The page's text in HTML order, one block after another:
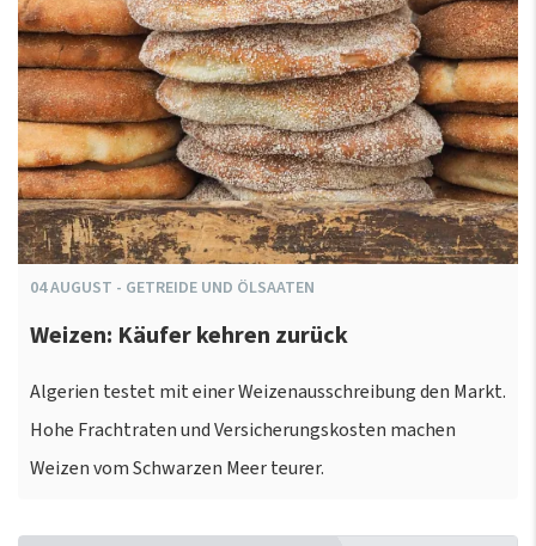
04AUGUST - GETREIDE UND ÖLSAATEN
Weizen: Käufer kehren zurück
Algerien testet mit einer Weizenausschreibung den Markt.
Hohe Frachtraten und Versicherungskosten machen
Weizen vom Schwarzen Meer teurer.